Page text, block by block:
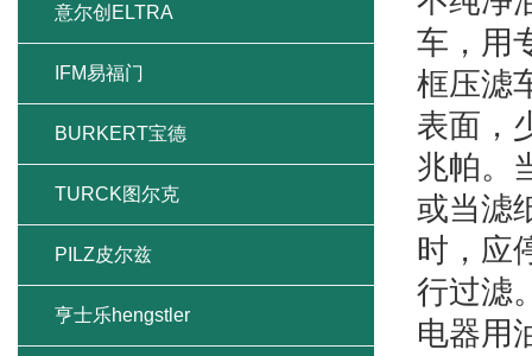
车，用
框压滤
表面，
兆帕。
或当滤
时，应
行过滤
电器用
意尔创ELTRA
IFM易福门
BURKERT宝德
TURCK图尔克
PILZ皮尔兹
亨士乐hengstler